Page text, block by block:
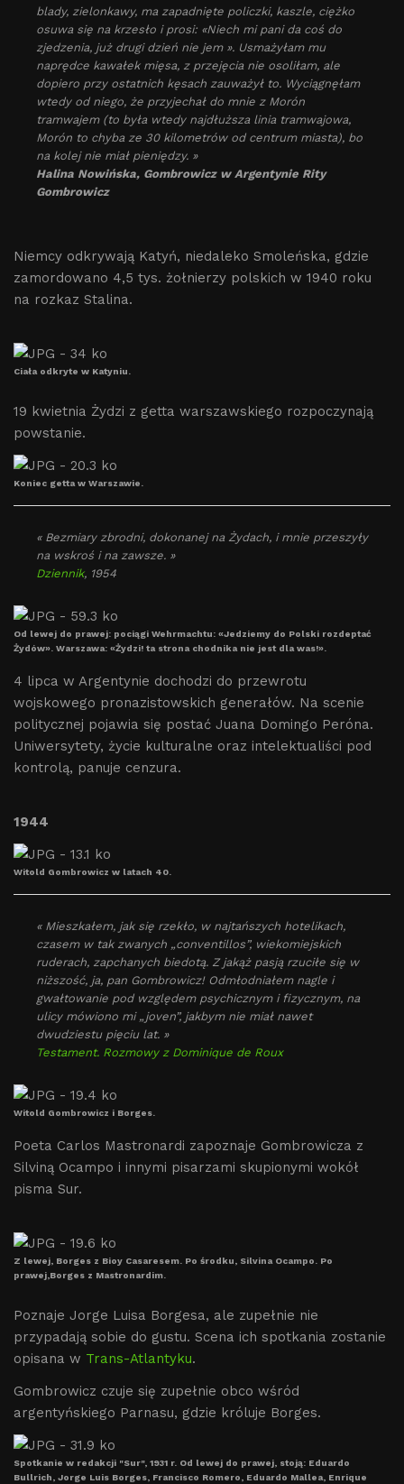
blady, zielonkawy, ma zapadnięte policzki, kaszle, ciężko
osuwa się na krzesło i prosi: «Niech mi pani da coś do
zjedzenia, już drugi dzień nie jem ». Usmażyłam mu
naprędce kawałek mięsa, z przejęcia nie osoliłam, ale
dopiero przy ostatnich kęsach zauważył to. Wyciągnęłam
wtedy od niego, że przyjechał do mnie z Morón
tramwajem (to była wtedy najdłuższa linia tramwajowa,
Morón to chyba ze 30 kilometrów od centrum miasta), bo
na kolej nie miał pieniędzy. »
Halina Nowińska, Gombrowicz w Argentynie Rity
Gombrowicz
Niemcy odkrywają Katyń, niedaleko Smoleńska, gdzie
zamordowano 4,5 tys. żołnierzy polskich w 1940 roku
na rozkaz Stalina.
Ciała odkryte w Katyniu.
19 kwietnia Żydzi z getta warszawskiego rozpoczynają
powstanie.
Koniec getta w Warszawie.
« Bezmiary zbrodni, dokonanej na Żydach, i mnie przeszyły
na wskroś i na zawsze. »
Dziennik, 1954
Od lewej do prawej: pociągi Wehrmachtu: «Jedziemy do Polski rozdeptać
Żydów». Warszawa: «Żydzi! ta strona chodnika nie jest dla was!».
4 lipca w Argentynie dochodzi do przewrotu
wojskowego pronazistowskich generałów. Na scenie
politycznej pojawia się postać Juana Domingo Peróna.
Uniwersytety, życie kulturalne oraz intelektualiści pod
kontrolą, panuje cenzura.
1944
Witold Gombrowicz w latach 40.
« Mieszkałem, jak się rzekło, w najtańszych hotelikach,
czasem w tak zwanych „conventillos”, wiekomiejskich
ruderach, zapchanych biedotą. Z jakąż pasją rzuciłe się w
niższość, ja, pan Gombrowicz! Odmłodniałem nagle i
gwałtowanie pod względem psychicznym i fizycznym, na
ulicy mówiono mi „joven”, jakbym nie miał nawet
dwudziestu pięciu lat. »
Testament. Rozmowy z Dominique de Roux
Witold Gombrowicz i Borges.
Poeta Carlos Mastronardi zapoznaje Gombrowicza z
Silviną Ocampo i innymi pisarzami skupionymi wokół
pisma Sur.
Z lewej, Borges z Bioy Casaresem. Po środku, Silvina Ocampo. Po
prawej,Borges z Mastronardim.
Poznaje Jorge Luisa Borgesa, ale zupełnie nie
przypadają sobie do gustu. Scena ich spotkania zostanie
opisana w Trans-Atlantyku.
Gombrowicz czuje się zupełnie obco wśród
argentyńskiego Parnasu, gdzie króluje Borges.
Spotkanie w redakcji "Sur", 1931 r. Od lewej do prawej, stoją: Eduardo
Bullrich, Jorge Luis Borges, Francisco Romero, Eduardo Mallea, Enrique